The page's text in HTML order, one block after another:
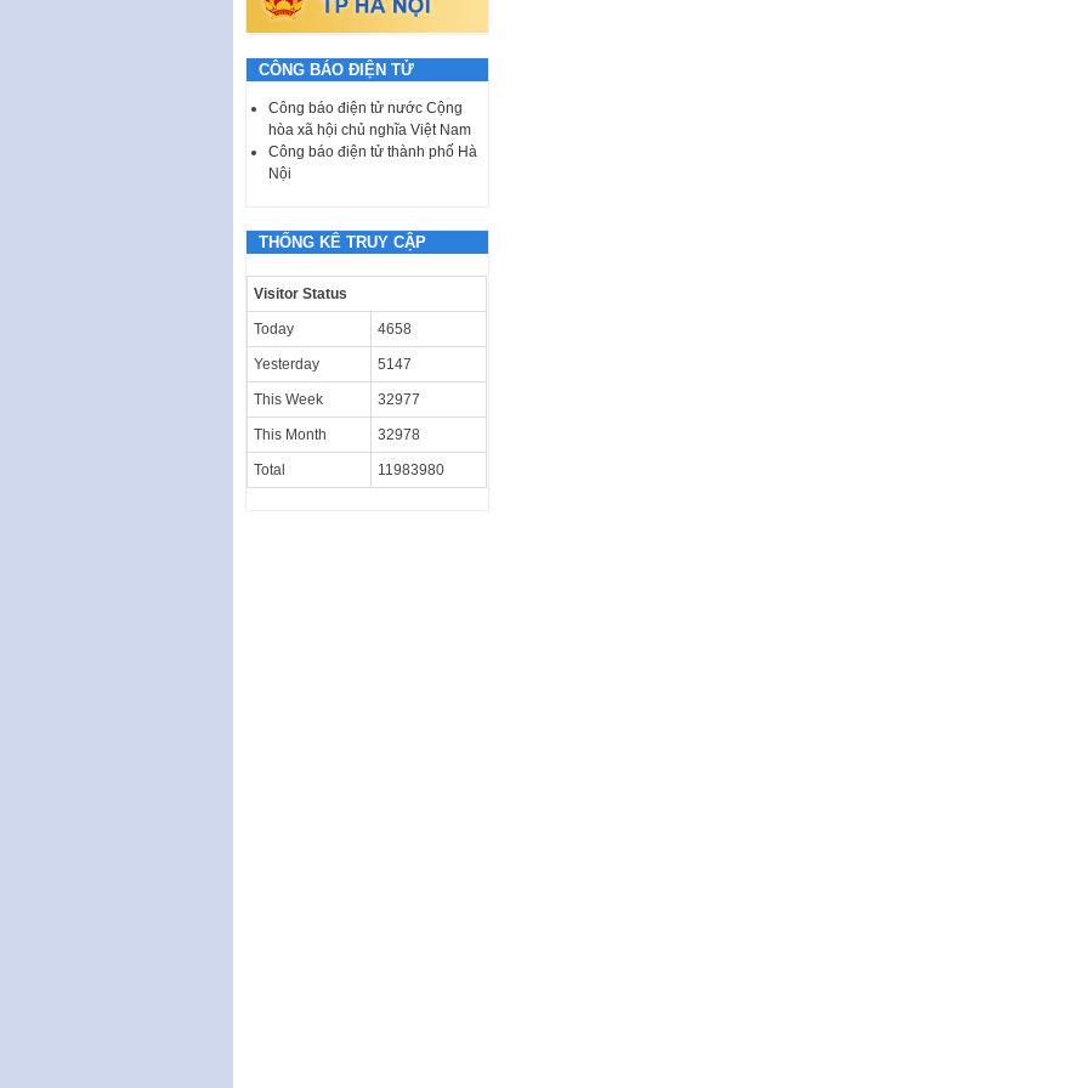
CÔNG BÁO ĐIỆN TỬ
Công báo điện tử nước Cộng
hòa xã hội chủ nghĩa Việt Nam
Công báo điện tử thành phố Hà
Nội
THỐNG KÊ TRUY CẬP
Visitor Status
Today 4658
Yesterday 5147
This Week 32977
This Month 32978
Total 11983980